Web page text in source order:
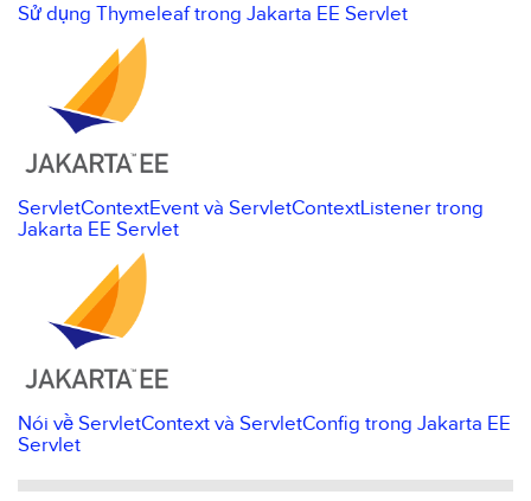
Sử dụng Thymeleaf trong Jakarta EE Servlet
ServletContextEvent và ServletContextListener trong
Jakarta EE Servlet
Nói về ServletContext và ServletConfig trong Jakarta EE
Servlet